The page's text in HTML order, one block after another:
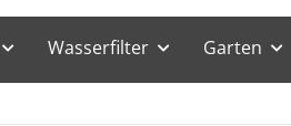
Wasserfilter Garten